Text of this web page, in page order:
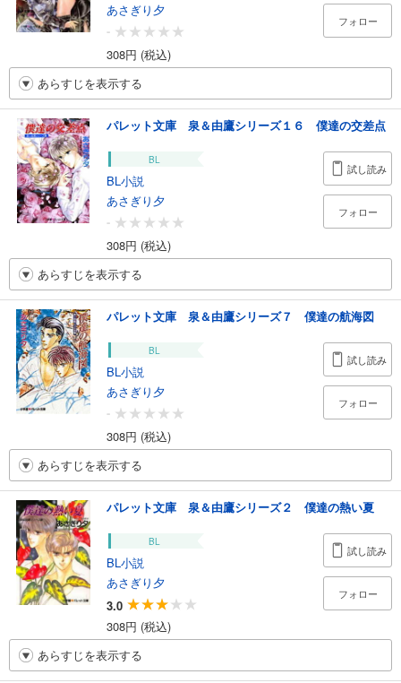
あさぎり夕
-
308円 (税込)
フォロー
あらすじを表示する
パレット文庫 泉＆由鷹シリーズ１６ 僕達の交差点
BL
BL小説
あさぎり夕
-
308円 (税込)
試し読み
フォロー
あらすじを表示する
パレット文庫 泉＆由鷹シリーズ７ 僕達の航海図
BL
BL小説
あさぎり夕
-
308円 (税込)
試し読み
フォロー
あらすじを表示する
パレット文庫 泉＆由鷹シリーズ２ 僕達の熱い夏
BL
BL小説
あさぎり夕
3.0
308円 (税込)
試し読み
フォロー
あらすじを表示する